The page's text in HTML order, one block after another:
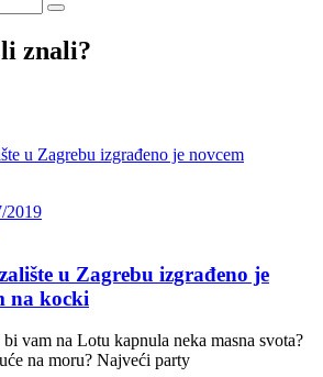
znali?
2019
u Zagrebu izgrađeno je
na kocki
vam na Lotu kapnula neka masna svota?
na moru? Najveći party